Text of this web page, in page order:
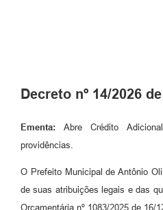
Programa para Cotações de Preços
Programa para Elaboração de
Resoluções
Decreto nº 14/2026
Ementa: Abre Crédito
providências.
O Prefeito Municipal de Antônio
de suas atribuições legais e das
Orçamentária nº 1083/2025 de 16/